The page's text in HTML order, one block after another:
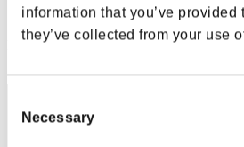
information that you’ve provided
they’ve collected from your use
Selection
Necessary
スコア:34149956
RANK